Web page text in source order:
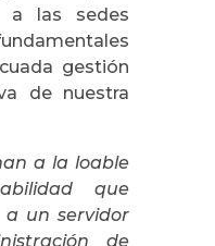
a las sedes
gestión
de nuestra
a la loable
que
a un servidor
de